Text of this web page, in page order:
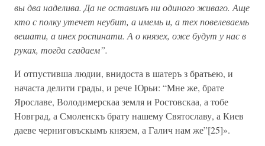
вы два наделива. Да не оставимъ ни одиного живаго. Аще
кто с полку утечет неубит, а имемь и, а тех повелеваемь
вешати, а инех роспинати. А о князех, оже будут у нас в
руках, тогда сгадаем”.
И отпустивша людии, внидоста в шатеръ з братьею, и
начаста делити грады, и рече Юрьи: “Мне же, брате
Ярославе, Володимерскаа земля и Ростовскаа, а тобе
Новград, а Смоленскъ брату нашему Святославу, а Киев
даеве черниговъскымъ князем, а Галич нам же”[25]».